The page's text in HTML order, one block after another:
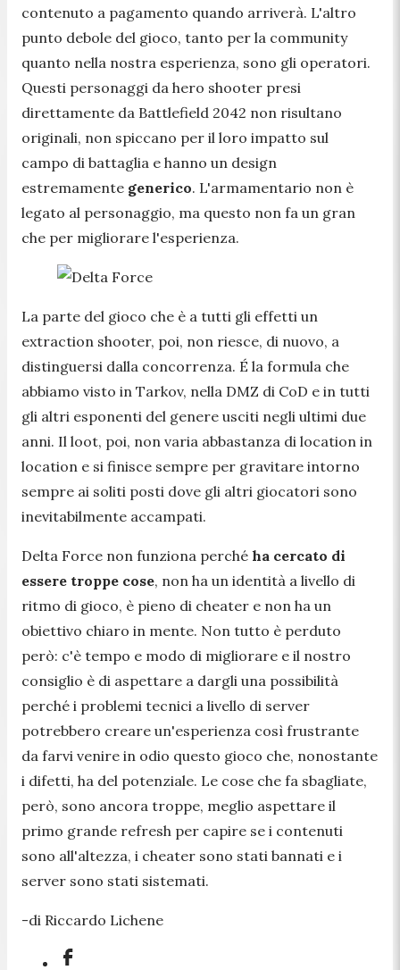
contenuto a pagamento quando arriverà. L'altro
punto debole del gioco, tanto per la community
quanto nella nostra esperienza, sono gli operatori.
Questi personaggi da hero shooter presi
direttamente da Battlefield 2042 non risultano
originali, non spiccano per il loro impatto sul
campo di battaglia e hanno un design
estremamente generico. L'armamentario non è
legato al personaggio, ma questo non fa un gran
che per migliorare l'esperienza.
La parte del gioco che è a tutti gli effetti un
extraction shooter, poi, non riesce, di nuovo, a
distinguersi dalla concorrenza. É la formula che
abbiamo visto in Tarkov, nella DMZ di CoD e in tutti
gli altri esponenti del genere usciti negli ultimi due
anni. Il loot, poi, non varia abbastanza di location in
location e si finisce sempre per gravitare intorno
sempre ai soliti posti dove gli altri giocatori sono
inevitabilmente accampati.
Delta Force non funziona perché ha cercato di
essere troppe cose, non ha un identità a livello di
ritmo di gioco, è pieno di cheater e non ha un
obiettivo chiaro in mente. Non tutto è perduto
però: c'è tempo e modo di migliorare e il nostro
consiglio è di aspettare a dargli una possibilità
perché i problemi tecnici a livello di server
potrebbero creare un'esperienza così frustrante
da farvi venire in odio questo gioco che, nonostante
i difetti, ha del potenziale. Le cose che fa sbagliate,
però, sono ancora troppe, meglio aspettare il
primo grande refresh per capire se i contenuti
sono all'altezza, i cheater sono stati bannati e i
server sono stati sistemati.
-di Riccardo Lichene